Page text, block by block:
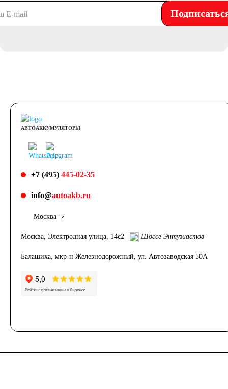
АВТОАККУМУЛЯТОРЫ
+7 (495) 445-02-35
info@autoakb.ru
Москва
Москва, Электродная улица, 14с2 Шоссе Энтузиастов
Балашиха, мкр-н Железнодорожный, ул. Автозаводская 50А